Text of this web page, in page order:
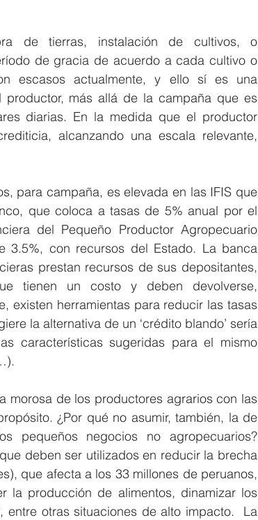
de tierras, instalación de cultivos, o
de gracia de acuerdo a cada cultivo o
escasos actualmente, y ello sí es una
más allá de la campaña que es
diarias. En la medida que el productor
alcanzando una escala relevante,
para campaña, es elevada en las IFIS que
que coloca a tasas de 5% anual por el
del Pequeño Productor Agropecuario
3.5%, con recursos del Estado. La banca
prestan recursos de sus depositantes,
tienen un costo y deben devolverse,
existen herramientas para reducir las tasas
la alternativa de un ‘crédito blando’ sería
características sugeridas para el mismo
morosa de los productores agrarios con las
¿Por qué no asumir, también, la de
pequeños negocios no agropecuarios?
deben ser utilizados en reducir la brecha
que afecta a los 33 millones de peruanos,
la producción de alimentos, dinamizar los
otras situaciones de alto impacto.  La